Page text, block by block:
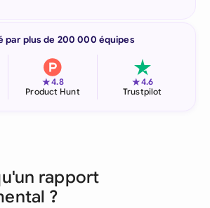
par plus de 200 000 équipes
★4.8
Product Hunt
★4.6
Trustpilot
rapport
?